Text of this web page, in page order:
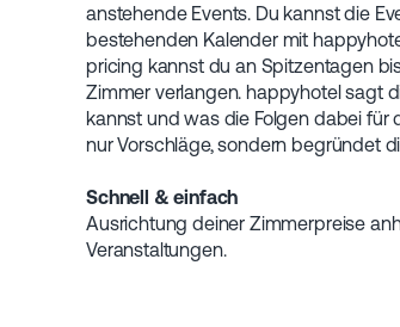
anstehende Events. Du kannst die
bestehenden Kalender mit
pricing kannst du an Spitzentagen
Zimmer verlangen. happyhotel sagt
kannst und was die Folgen dabei
nur Vorschläge, sondern begründet
Schnell & einfach
Ausrichtung deiner Zimmerpreise
Veranstaltungen.